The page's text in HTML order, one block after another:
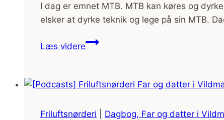
I dag er emnet MTB. MTB kan køres og
elsker at dyrke teknik og lege på sin MTB.
Læs videre[Podcasts]
med
Weidemann
Friluftsnørderi Dagbog, Far og datter i